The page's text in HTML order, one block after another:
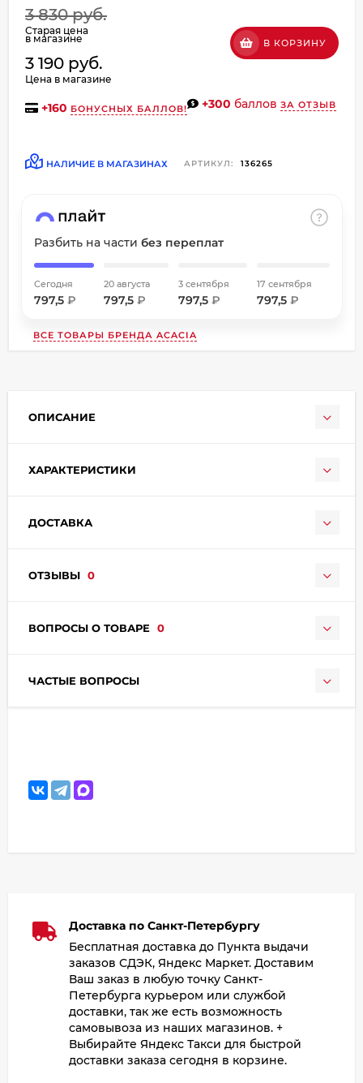
3 830 руб.
Старая цена
в магазине
3 190 руб.
Цена в магазине
В КОРЗИНУ
+160 БОНУСНЫХ БАЛЛОВ! +300 баллов ЗА ОТЗЫВ
НАЛИЧИЕ В МАГАЗИНАХ АРТИКУЛ: 136265
Разбить на части без переплат
Сегодня
797,5 ₽
20 августа
797,5₽
3 сентября
797,5 ₽
17 сентября
797,5 ₽
ВСЕ ТОВАРЫ БРЕНДА ACACIA
ОПИСАНИЕ
ХАРАКТЕРИСТИКИ
ДОСТАВКА
ОТЗЫВЫ 0
ВОПРОСЫ О ТОВАРЕ 0
ЧАСТЫЕ ВОПРОСЫ
об оплате Плайтом
25
2 недели
8 800 302-02-51
Доставка по Санкт-Петербургу
Бесплатная доставка до Пункта выдачи
заказов СДЭК, Яндекс Маркет. Доставим
Ваш заказ в любую точку Санкт-
Петербурга курьером или службой
доставки, так же есть возможность
самовывоза из наших магазинов. +
Выбирайте Яндекс Такси для быстрой
доставки заказа сегодня в корзине.